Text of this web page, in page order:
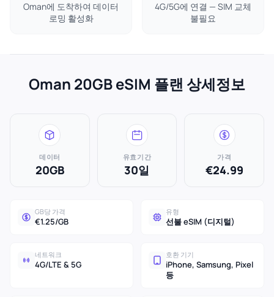
Oman에 도착하여 데이터
로밍 활성화
4G/5G에 연결 — SIM 교체
불필요
Oman 20GB eSIM 플랜 상세정보
데이터
20GB
유효기간
30일
가격
€24.99
GB당 가격
€1.25/GB
유형
선불 eSIM (디지털)
네트워크
4G/LTE & 5G
호환 기기
iPhone, Samsung, Pixel
등